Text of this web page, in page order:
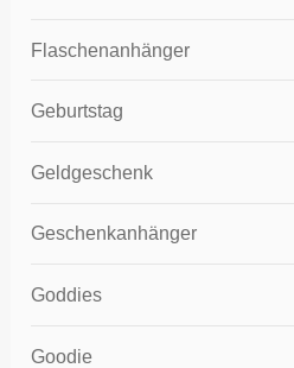
Flaschenanhänger
Geburtstag
Geldgeschenk
Geschenkanhänger
Goddies
Goodie